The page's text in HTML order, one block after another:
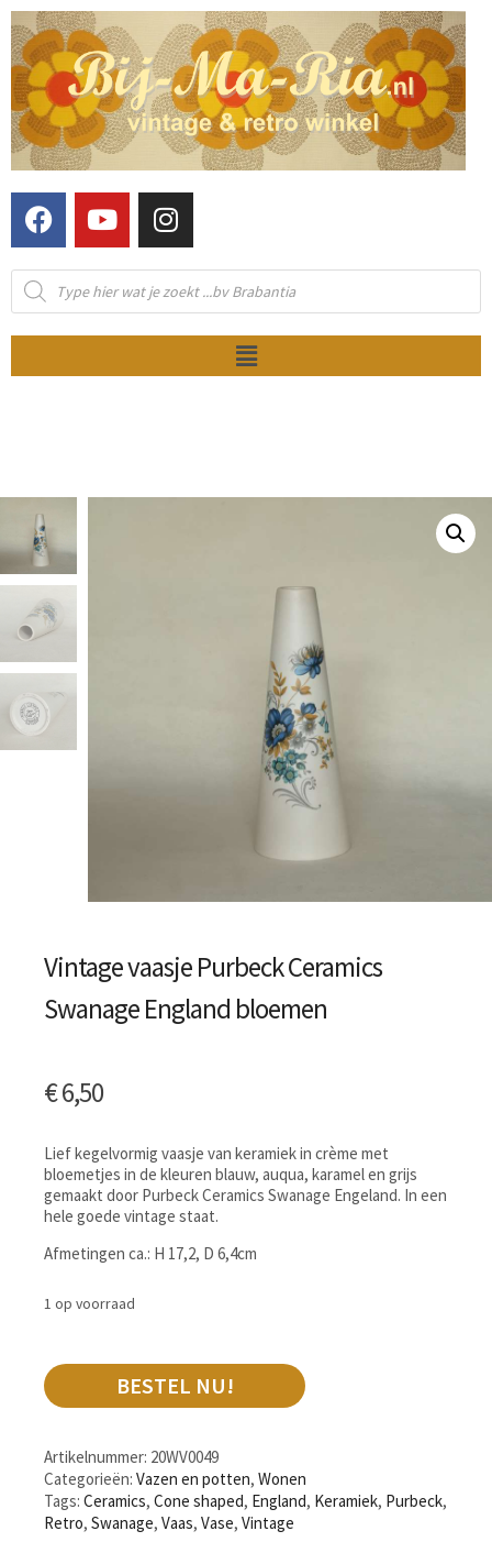
Vintage vaasje Purbeck Ceramics
Swanage England bloemen
€6,50
Lief kegelvormig vaasje van keramiek in crème met
bloemetjes in de kleuren blauw, auqua, karamel en grijs
gemaakt door Purbeck Ceramics Swanage Engeland. In een
hele goede vintage staat.
Afmetingen ca.: H 17,2, D 6,4cm
1 op voorraad
BESTEL NU!
Artikelnummer: 20WV0049
Categorieën: Vazen en potten, Wonen
Tags: Ceramics, Cone shaped, England, Keramiek, Purbeck,
Retro, Swanage, Vaas, Vase, Vintage